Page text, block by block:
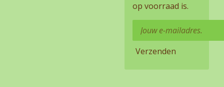
op voorraad is.
Verzenden